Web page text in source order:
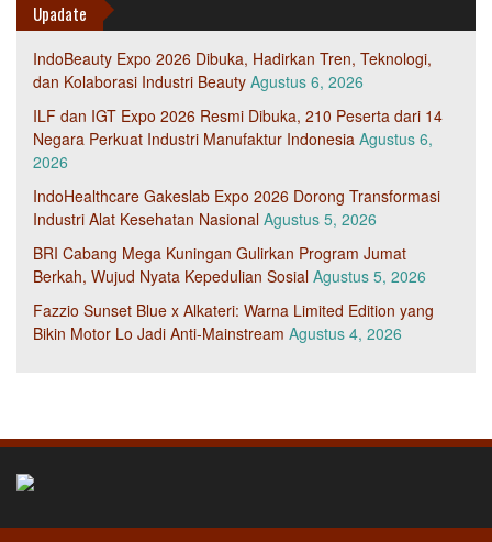
Upadate
IndoBeauty Expo 2026 Dibuka, Hadirkan Tren, Teknologi,
dan Kolaborasi Industri Beauty Agustus 6, 2026
ILF dan IGT Expo 2026 Resmi Dibuka, 210 Peserta dari 14
Negara Perkuat Industri Manufaktur Indonesia Agustus 6,
2026
IndoHealthcare Gakeslab Expo 2026 Dorong Transformasi
Industri Alat Kesehatan Nasional Agustus 5, 2026
BRI Cabang Mega Kuningan Gulirkan Program Jumat
Berkah, Wujud Nyata Kepedulian Sosial Agustus 5, 2026
Fazzio Sunset Blue x Alkateri: Warna Limited Edition yang
Bikin Motor Lo Jadi Anti-Mainstream Agustus 4, 2026